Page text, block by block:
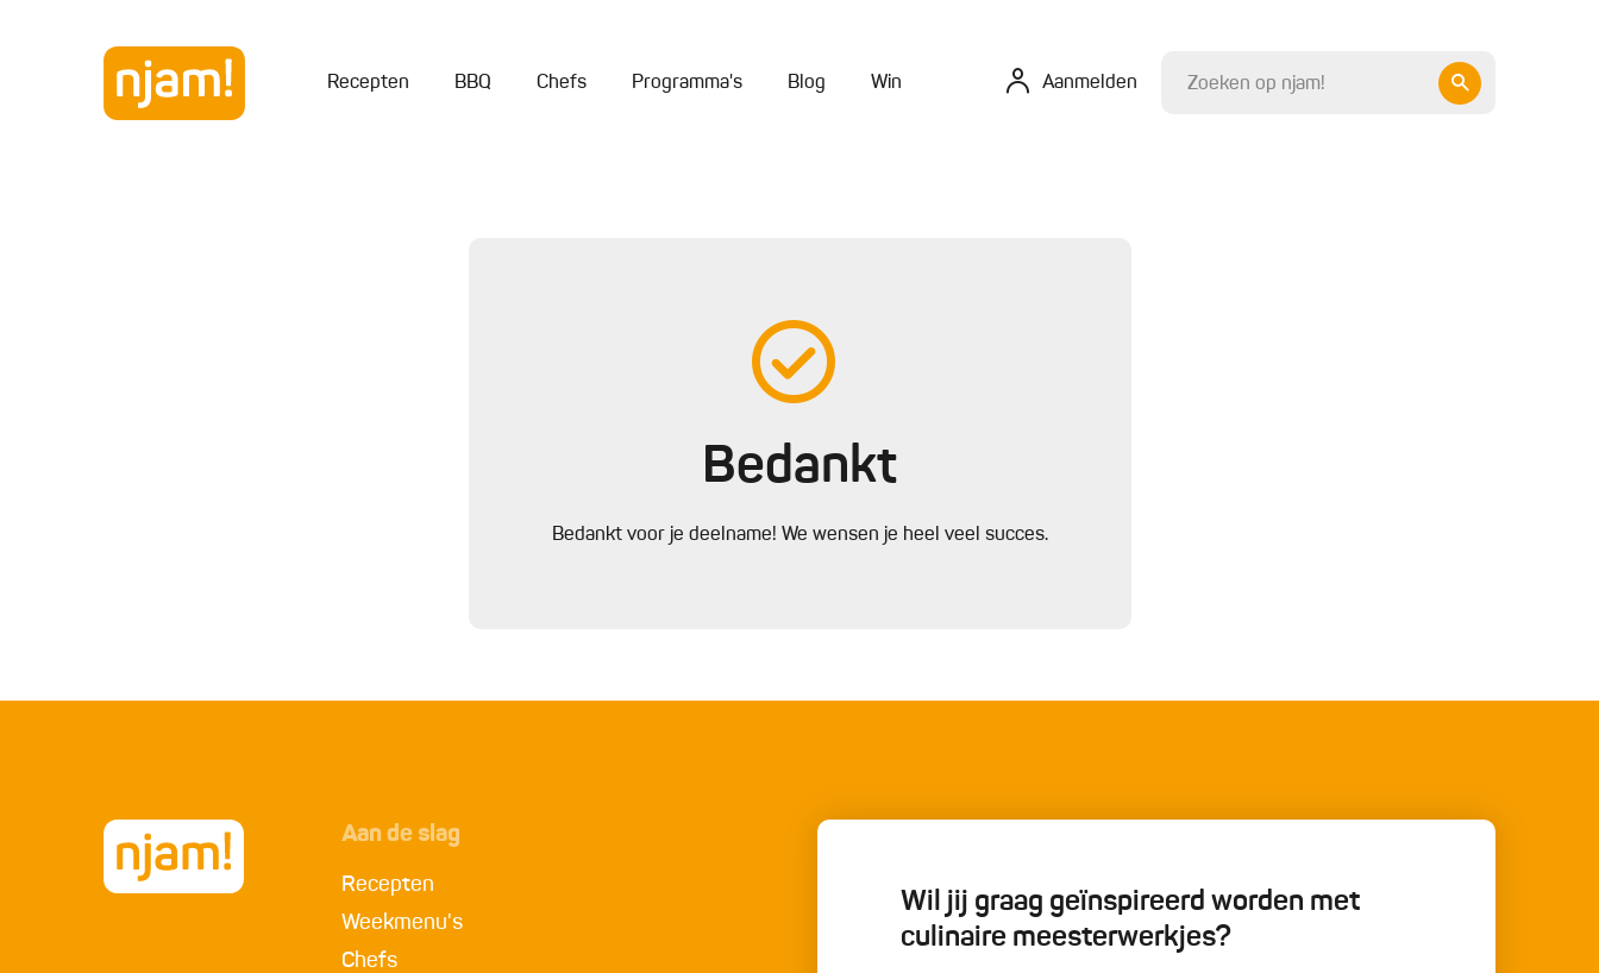
Recepten BBQ Chefs Programma's Blog Win Aanmelden
Bedankt
Bedankt voor je deelname! We wensen je heel veel succes.
Aan de slag
Recepten
Weekmenu's
Chefs
Wil jij graag geïnspireerd worden met
culinaire meesterwerkjes?